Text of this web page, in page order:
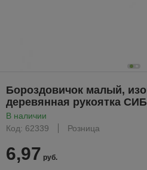
Бороздовичок малый,
деревянная рукоятка
В наличии
Код: 62339
Розница
6,97 руб.